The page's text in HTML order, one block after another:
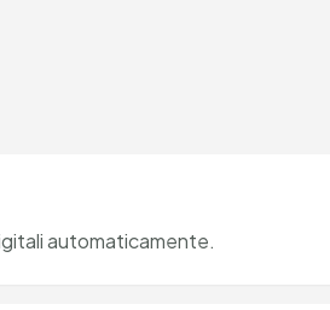
automaticamente.